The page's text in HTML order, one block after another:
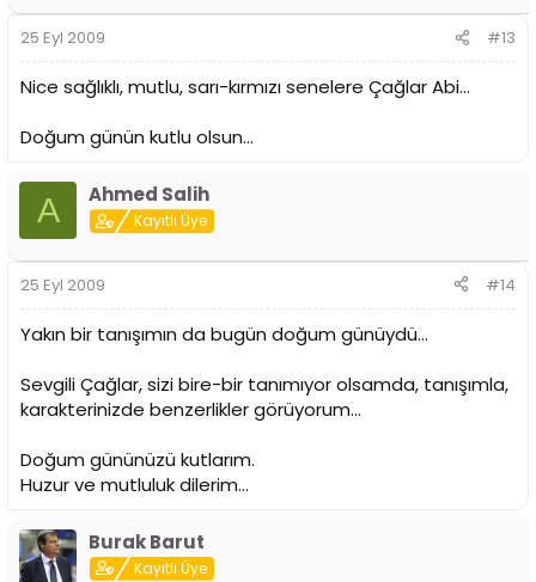
25 Eyl 2009 #13
Nice sağlıklı, mutlu, sarı-kırmızı senelere Çağlar Abi...
Doğum günün kutlu olsun...
A Ahmed Salih
Kayıtlı Üye
25 Eyl 2009 #14
Yakın bir tanışımın da bugün doğum günüydü...
Sevgili Çağlar, sizi bire-bir tanımıyor olsamda, tanışımla,
karakterinizde benzerlikler görüyorum...
Doğum gününüzü kutlarım.
Huzur ve mutluluk dilerim...
Burak Barut
Kayıtlı Üye